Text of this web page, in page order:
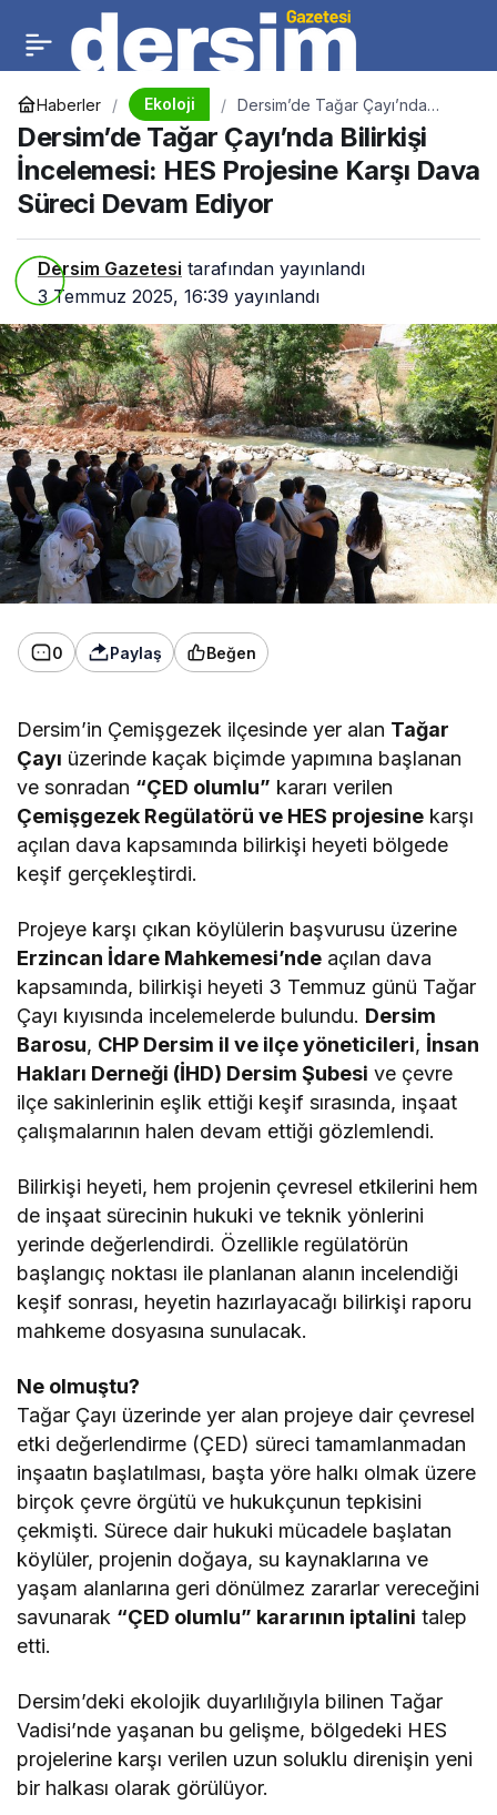
Haberler Ekoloji
Dersim’de Tağar Çayı’nda
Bilirkişi İncelemesi: HES
Projesine Karşı Dava Süreci
Devam Ediyor
Dersim’de Tağar Çayı’nda Bilirkişi
İncelemesi: HES Projesine Karşı Dava
Süreci Devam Ediyor
Dersim Gazetesi tarafından yayınlandı
3 Temmuz 2025, 16:39 yayınlandı
0 Paylaş Beğen
Dersim’in Çemişgezek ilçesinde yer alan Tağar
Çayı üzerinde kaçak biçimde yapımına başlanan
ve sonradan “ÇED olumlu” kararı verilen
Çemişgezek Regülatörü ve HES projesine karşı
açılan dava kapsamında bilirkişi heyeti bölgede
keşif gerçekleştirdi.
Projeye karşı çıkan köylülerin başvurusu üzerine
Erzincan İdare Mahkemesi’nde açılan dava
kapsamında, bilirkişi heyeti 3 Temmuz günü Tağar
Çayı kıyısında incelemelerde bulundu. Dersim
Barosu, CHP Dersim il ve ilçe yöneticileri, İnsan
Hakları Derneği (İHD) Dersim Şubesi ve çevre
ilçe sakinlerinin eşlik ettiği keşif sırasında, inşaat
çalışmalarının halen devam ettiği gözlemlendi.
Bilirkişi heyeti, hem projenin çevresel etkilerini hem
de inşaat sürecinin hukuki ve teknik yönlerini
yerinde değerlendirdi. Özellikle regülatörün
başlangıç noktası ile planlanan alanın incelendiği
keşif sonrası, heyetin hazırlayacağı bilirkişi raporu
mahkeme dosyasına sunulacak.
Ne olmuştu?
Tağar Çayı üzerinde yer alan projeye dair çevresel
etki değerlendirme (ÇED) süreci tamamlanmadan
inşaatın başlatılması, başta yöre halkı olmak üzere
birçok çevre örgütü ve hukukçunun tepkisini
çekmişti. Sürece dair hukuki mücadele başlatan
köylüler, projenin doğaya, su kaynaklarına ve
yaşam alanlarına geri dönülmez zararlar vereceğini
savunarak “ÇED olumlu” kararının iptalini talep
etti.
Dersim’deki ekolojik duyarlılığıyla bilinen Tağar
Vadisi’nde yaşanan bu gelişme, bölgedeki HES
projelerine karşı verilen uzun soluklu direnişin yeni
bir halkası olarak görülüyor.